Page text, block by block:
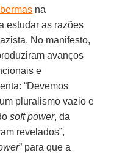
na
estudar as razões
No manifesto,
avanços
e
“Devemos
pluralismo vazio e
soft power, da
revelados”,
” para que a